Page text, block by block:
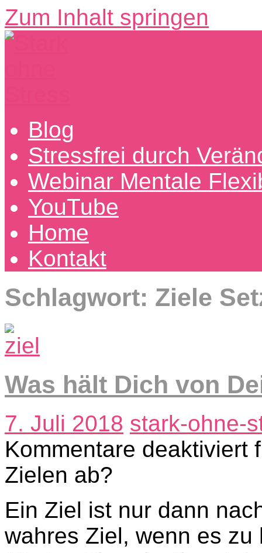
Zum Inhalt springen
ohne
Stress
Entdecke
erfolgreiche
Wege
aus
Stress
hin
mentaler
Stärke
Blog
Stressfrei durch
Webinar Mentale
YouTube
Home
Kontakt
Schlagwort: Ziele
Was hält Dich von
7. Juli 2018 stark-ohne-
Kommentare deaktiviert
Zielen ab?
Ein Ziel ist nur dann
wahres Ziel, wenn es